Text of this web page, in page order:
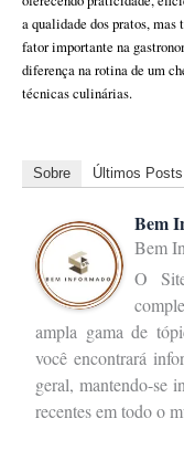
a qualidade dos pratos,
fator importante na
diferença na rotina de um
técnicas culinárias.
Sobre Últimos Posts
Bem
Bem
O
ampla gama de
você encontrará
geral, mantendo-se
recentes em todo o